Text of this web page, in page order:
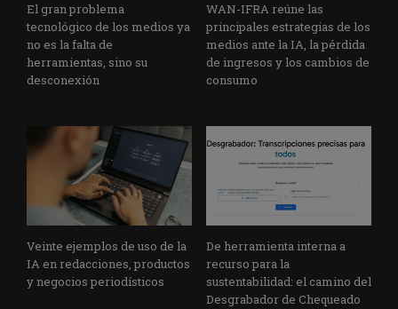
El gran problema
tecnológico de los medios ya
no es la falta de
herramientas, sino su
desconexión
WAN-IFRA reúne las
principales estrategias de los
medios ante la IA, la pérdida
de ingresos y los cambios de
consumo
Veinte ejemplos de uso de la
IA en redacciones, productos
y negocios periodísticos
De herramienta interna a
recurso para la
sustentabilidad: el camino del
Desgrabador de Chequeado